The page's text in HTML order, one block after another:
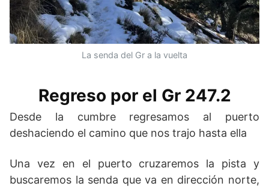
La senda del Gr a la vuelta
Regreso por el Gr 247.2
Desde la cumbre regresamos al puerto
deshaciendo el camino que nos trajo hasta ella
Una vez en el puerto cruzaremos la pista y
buscaremos la senda que va en dirección norte,